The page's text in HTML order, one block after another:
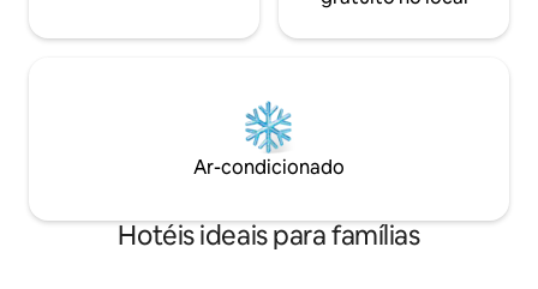
Ar-condicionado
Hotéis ideais para famílias